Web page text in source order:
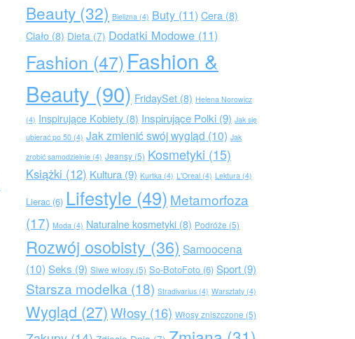
Beauty (32) Bielizna (4) Buty (11) Cera (8)
Ciało (8) Dieta (7) Dodatki Modowe (11)
Fashion (47)Fashion &
Beauty (90) FridaySet (8) Helena Norowicz
(4) Inspirujące Kobiety (8) Inspirujące Polki (9) Jak się
ubierać po 50 (4) Jak zmienić swój wygląd (10) Jak
zrobić samodzielnie (4) Jeansy (5) Kosmetyki (15)
Książki (12) Kultura (9) Kurtka (4) L'Oreal (4) Lektura (4)
Lierac (6) Lifestyle (49) Metamorfoza
(17) Moda (4) Naturalne kosmetyki (8) Podróże (5)
Rozwój osobisty (36) Samoocena
(10) Seks (9) Siwe włosy (5) So-BotoFoto (6) Sport (9)
Starsza modelka (18) Stradivarius (4) Warsztaty (4)
Wygląd (27)Włosy (16) Włosy zniszczone (5)